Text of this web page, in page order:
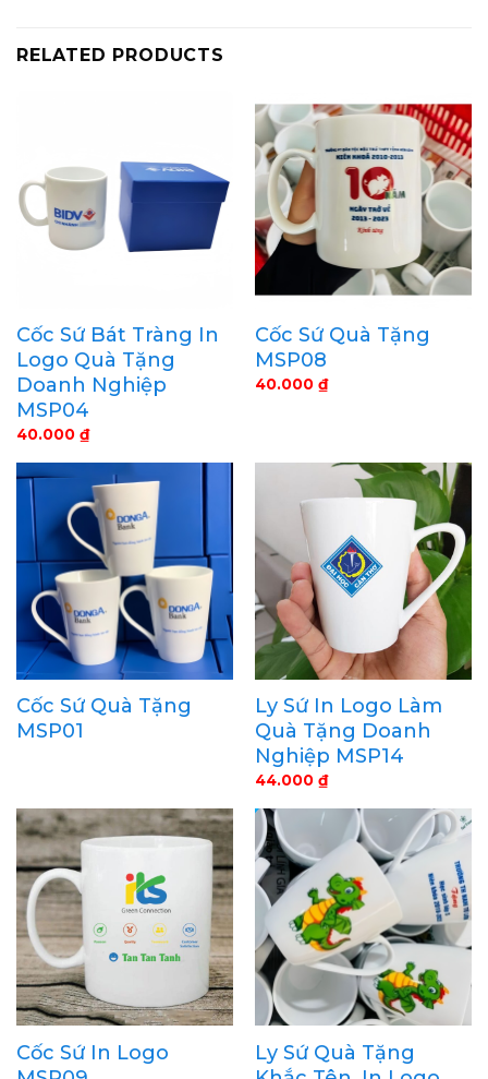
RELATED PRODUCTS
Cốc Sứ Bát Tràng In
Logo Quà Tặng
Doanh Nghiệp
MSP04
40.000 ₫
Cốc Sứ Quà Tặng
MSP08
40.000 ₫
Cốc Sứ Quà Tặng
MSP01
Ly Sứ In Logo Làm
Quà Tặng Doanh
Nghiệp MSP14
44.000 ₫
Cốc Sứ In Logo
Ly Sứ Quà Tặng